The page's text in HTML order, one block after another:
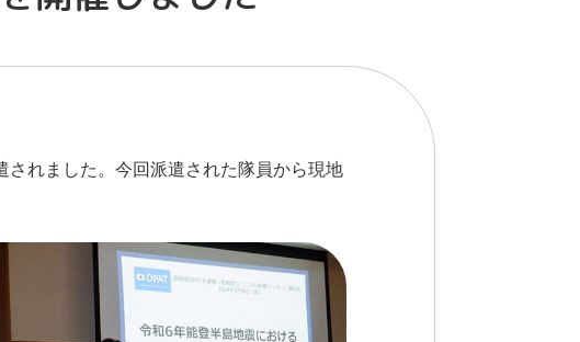
れました。今回派遣された隊員から現地